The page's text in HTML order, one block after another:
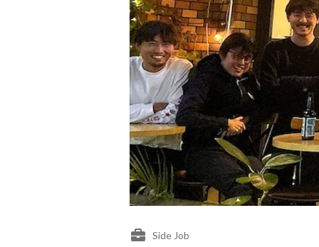
Side Job